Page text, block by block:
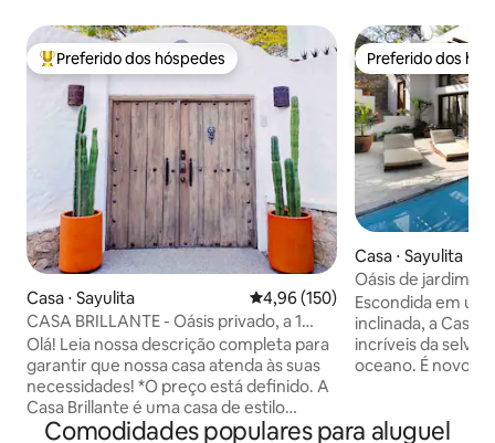
Entre os melhores preferidos dos hóspedes
Preferido dos hóspedes
Casa ⋅ Sayulita 4,96 de uma avaliação média de
4,96 (150)
CASA BRILLANTE - Oásis privado, a 1
quarteirão da praça
Olá! Leia nossa descrição completa para
garantir que nossa casa atenda às suas
necessidades! *O preço está definido. A
Casa Brillante é uma casa de estilo
espanhol moderna e chique localizada a
Preferido dos
Preferido dos
Casa ⋅ Sayulita
Oásis de jardim
no lado norte
Escondida em
inclinada, a Casa
incríveis da selva
oceano. É novo
cada um com um
Comodidades populares para aluguel